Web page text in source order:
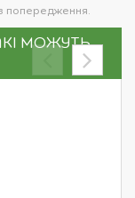
попередження.
МОЖУТЬ